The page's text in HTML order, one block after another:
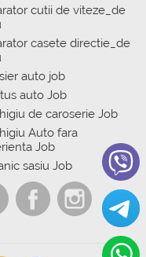
cutii de viteze_de
casete directie_de
auto job
auto Job
de caroserie Job
Auto fara
Job
sasiu Job